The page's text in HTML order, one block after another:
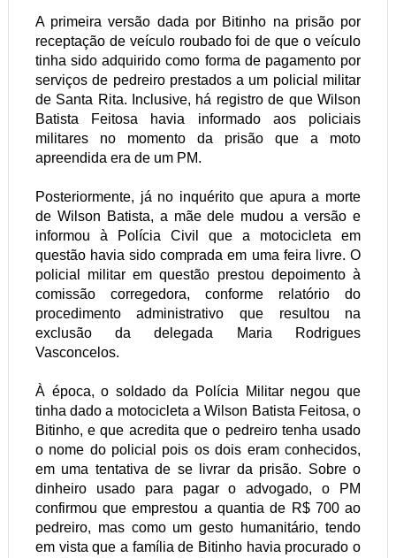
A primeira versão dada por Bitinho na prisão por
receptação de veículo roubado foi de que o veículo
tinha sido adquirido como forma de pagamento por
serviços de pedreiro prestados a um policial militar
de Santa Rita. Inclusive, há registro de que Wilson
Batista Feitosa havia informado aos policiais
militares no momento da prisão que a moto
apreendida era de um PM.
Posteriormente, já no inquérito que apura a morte
de Wilson Batista, a mãe dele mudou a versão e
informou à Polícia Civil que a motocicleta em
questão havia sido comprada em uma feira livre. O
policial militar em questão prestou depoimento à
comissão corregedora, conforme relatório do
procedimento administrativo que resultou na
exclusão da delegada Maria Rodrigues
Vasconcelos.
À época, o soldado da Polícia Militar negou que
tinha dado a motocicleta a Wilson Batista Feitosa, o
Bitinho, e que acredita que o pedreiro tenha usado
o nome do policial pois os dois eram conhecidos,
em uma tentativa de se livrar da prisão. Sobre o
dinheiro usado para pagar o advogado, o PM
confirmou que emprestou a quantia de R$ 700 ao
pedreiro, mas como um gesto humanitário, tendo
em vista que a família de Bitinho havia procurado o